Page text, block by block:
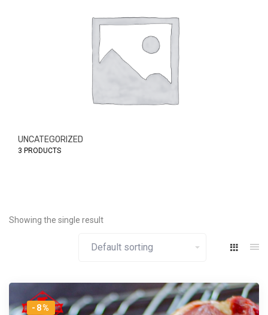
UNCATEGORIZED
3 PRODUCTS
Showing the single result
-8%